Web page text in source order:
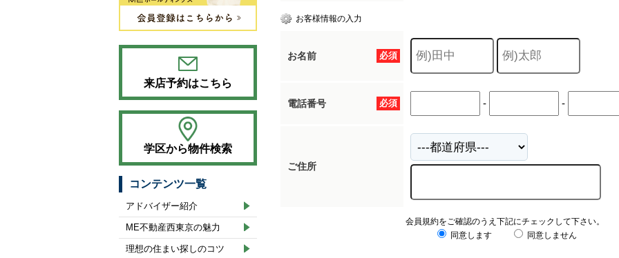
お客様情報の入力
必須
お名前
必須
電話番号 - -
ご住所
会員規約をご確認のうえ下記にチェックして下さい。
同意します
同意しません
来店予約はこちら
学区から物件検索
コンテンツ一覧
アドバイザー紹介
ME不動産西東京の魅力
理想の住まい探しのコツ